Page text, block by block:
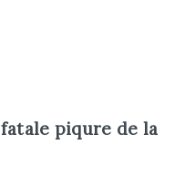
piqure de la